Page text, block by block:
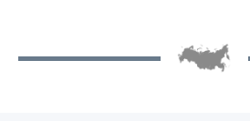
социальной и военной обстановке в стране на текущую
неделю и за прошедшие 7 дней.